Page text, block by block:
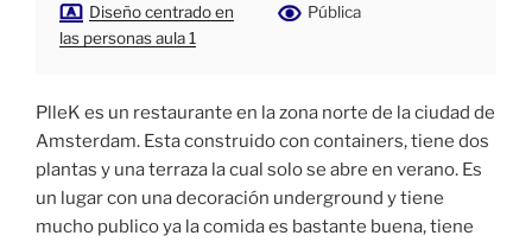
Diseño centrado en
las personas aula 1
Pública
PlleK es un restaurante en la zona norte de la ciudad de
Amsterdam. Esta construido con containers, tiene dos
plantas y una terraza la cual solo se abre en verano. Es
un lugar con una decoración underground y tiene
mucho publico ya la comida es bastante buena, tiene